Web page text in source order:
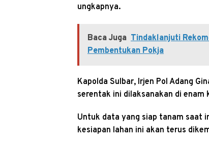
ungkapnya.
Baca Juga Tindaklanjuti
Pembentukan Pokja
Kapolda Sulbar, Irjen Pol Adang
serentak ini dilaksanakan di
Untuk data yang siap tanam saat
kesiapan lahan ini akan terus